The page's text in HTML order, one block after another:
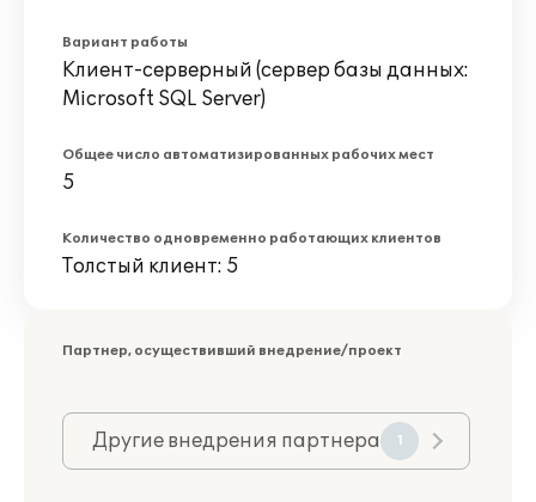
Вариант работы
Клиент-серверный (сервер базы данных:
Microsoft SQL Server)
Общее число автоматизированных рабочих мест
5
Количество одновременно работающих клиентов
Толстый клиент: 5
Партнер, осуществивший внедрение/проект
Другие внедрения партнера 1